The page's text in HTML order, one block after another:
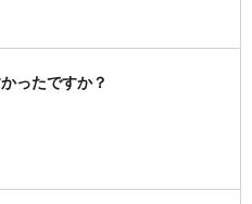
ったですか？